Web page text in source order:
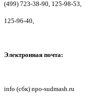
(499) 723-38-90, 125-98-53,
125-96-40,
Электронная почта:
info (сбк) npo-sudmash.ru